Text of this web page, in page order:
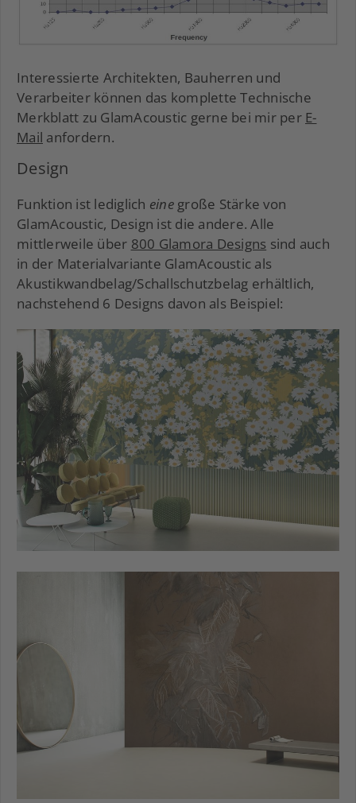
Interessierte Architekten, Bauherren und
Verarbeiter können das komplette Technische
Merkblatt zu GlamAcoustic gerne bei mir per E-
Mail anfordern.
Design
Funktion ist lediglich einegroße Stärke von
GlamAcoustic, Design ist die andere. Alle
mittlerweile über 800 Glamora Designs sind auch
in der Materialvariante GlamAcoustic als
Akustikwandbelag/Schallschutzbelag erhältlich,
nachstehend 6 Designs davon als Beispiel: